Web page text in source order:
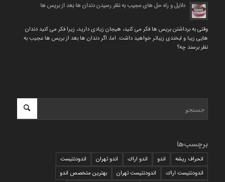
دلایل و راه حل های عجیب به نظر رسیدن دندان ها بعد از بریس ها
وقتی به برداشتن بریس ها فکر می کنید، هیجان زیادی دارید، زیرا فکر می کنید دندان
هایی زیبا و لبخندی زیباتر خواهید داشت. اما، اگر دندان ها بعد از بریس ها عجیب به
نظر برسند چه؟
برچسب‌ها
انحراف ریشه اندو اندو اراك اندو تهران
اندودنتیست
اندودنتیست اراك
اندودنتیست تهران
بهترين متخصص اندو